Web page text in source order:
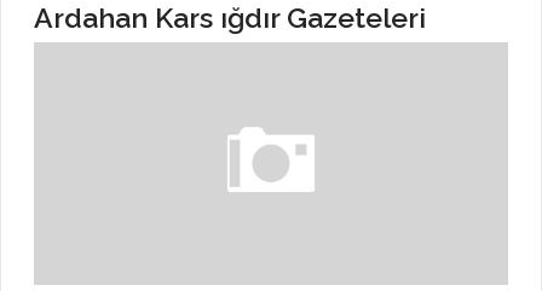
elde edilmiştir. Bununla birlikte kale tarih boyunca çeşitli
hemen sol yanında yer alan Kalemiz dikdörtgen bir
mimariye sahiptir. Tarihi oldukça eskilere dayanan ve ilk
Ardahan Kars ığdır Gazeteleri